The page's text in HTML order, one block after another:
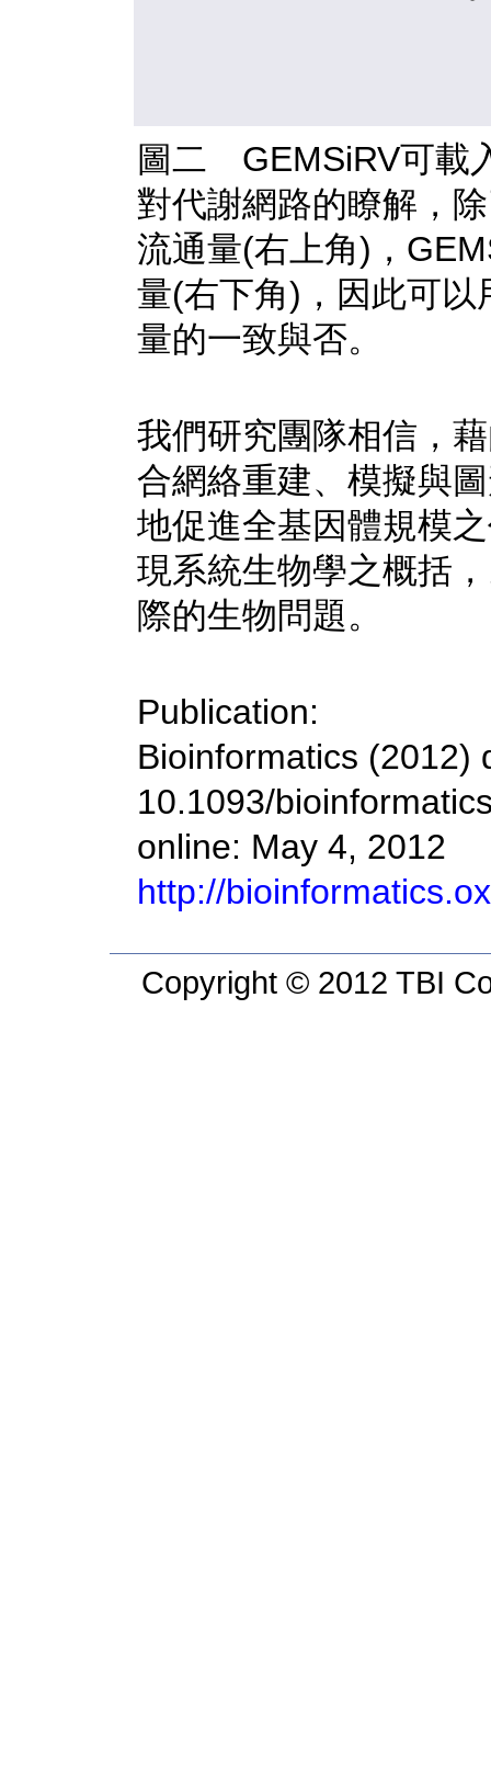
圖二 GEMSiRV可載
對代謝網路的瞭解，
流通量(右上角)，
量(右下角)，因此可
量的一致與否。
我們研究團隊相信，
合網絡重建、模擬與
地促進全基因體規模
現系統生物學之概括
際的生物問題。
Publication:
Bioinformatics (2012)
10.1093/
online: May 4, 2012
http://
Copyright © 2012 TBI